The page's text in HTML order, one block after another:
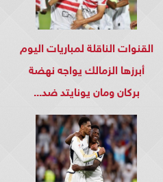
القنوات الناقلة لمباريات اليوم
أبرزها الزمالك يواجه نهضة
بركان ومان يونايتد ضد...